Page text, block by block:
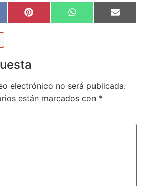
Pinterest WhatsApp Email
electrónico no será publicada.
están marcados con *